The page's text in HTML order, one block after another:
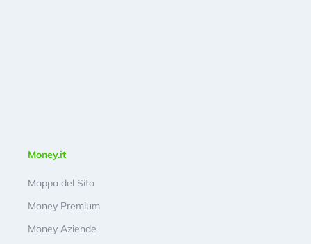
Money.it
Mappa del Sito
Money Premium
Money Aziende